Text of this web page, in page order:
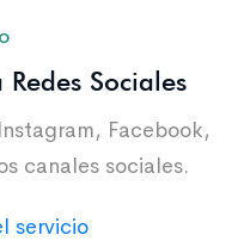
Sociales
Facebook,
canales sociales.
servicio